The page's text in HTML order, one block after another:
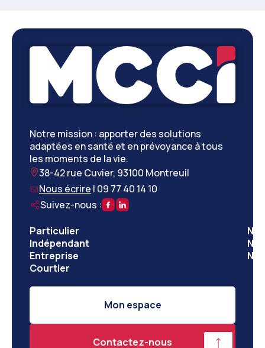
Notre mission : apporter des solutions
adaptées en santé et en prévoyance à tous
les moments de la vie.
38-42 rue Cuvier, 93100 Montreuil
Nous écrire | 09 77 40 14 10
Suivez-nous :
Particulier
Indépendant
Entreprise
Courtier
Mon espace
Contactez-nous